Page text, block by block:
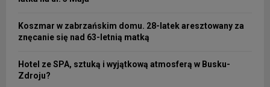
Koszmar w zabrzańskim domu. 28-latek aresztowany za
znęcanie się nad 63-letnią matką
Hotel ze SPA, sztuką i wyjątkową atmosferą w Busku-
Zdroju?